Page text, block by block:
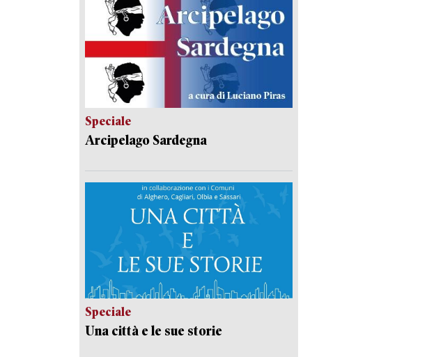
Speciale
Arcipelago Sardegna
Speciale
Una città e le sue storie